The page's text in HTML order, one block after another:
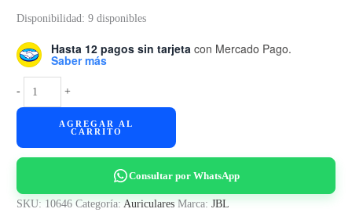
Disponibilidad: 9 disponibles
Hasta 12 pagos sin tarjeta con Mercado Pago.
Saber más
-
Auricular
JBL
+
AGREGAR AL
CARRITO
Consultar por WhatsApp
SKU: 10646 Categoría: Auriculares Marca:JBL